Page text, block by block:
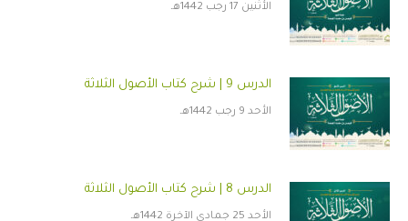
الأثنين 17 رجب 1442هـ
الدرس 9 | شرح كتاب الأصول الثلاثة
الأحد 9 رجب 1442هـ
الدرس 8 | شرح كتاب الأصول الثلاثة
الأحد 25 جمادى الآخرة 1442هـ